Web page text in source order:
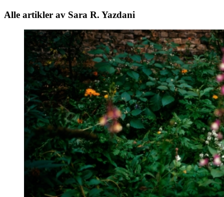
Alle artikler av Sara R. Yazdani